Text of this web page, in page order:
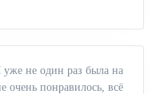
не один раз была на
очень понравилось, всё